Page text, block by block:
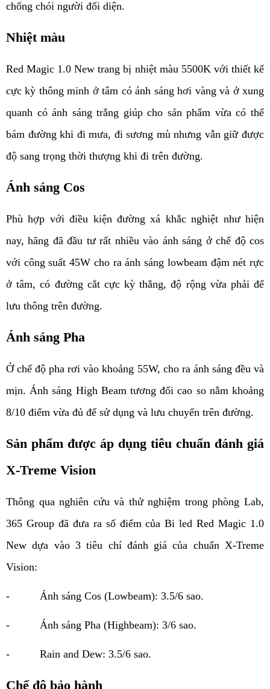
chống chói người đối diện.
Nhiệt màu
Red Magic 1.0 New trang bị nhiệt màu 5500K với thiết kế
cực kỳ thông minh ở tâm có ánh sáng hơi vàng và ở xung
quanh có ánh sáng trắng giúp cho sản phẩm vừa có thể
bám đường khi đi mưa, đi sương mù nhưng vẫn giữ được
độ sang trọng thời thượng khi đi trên đường.
Ánh sáng Cos
Phù hợp với điều kiện đường xá khắc nghiệt như hiện
nay, hãng đã đầu tư rất nhiều vào ánh sáng ở chế độ cos
với công suất 45W cho ra ánh sáng lowbeam đậm nét rực
ở tâm, có đường cắt cực kỳ thẳng, độ rộng vừa phải để
lưu thông trên đường.
Ánh sáng Pha
Ở chế độ pha rơi vào khoảng 55W, cho ra ánh sáng đều và
mịn. Ánh sáng High Beam tương đối cao so nằm khoảng
8/10 điểm vừa đủ để sử dụng và lưu chuyển trên đường.
Sản phẩm được áp dụng tiêu chuẩn đánh giá
X-Treme Vision
Thông qua nghiên cứu và thử nghiệm trong phòng Lab,
365 Group đã đưa ra số điểm của Bi led Red Magic 1.0
New dựa vào 3 tiêu chí đánh giá của chuẩn X-Treme
Vision:
- Ánh sáng Cos (Lowbeam): 3.5/6 sao.
- Ánh sáng Pha (Highbeam): 3/6 sao.
-          Rain and Dew: 3.5/6 sao.
Chế độ bảo hành